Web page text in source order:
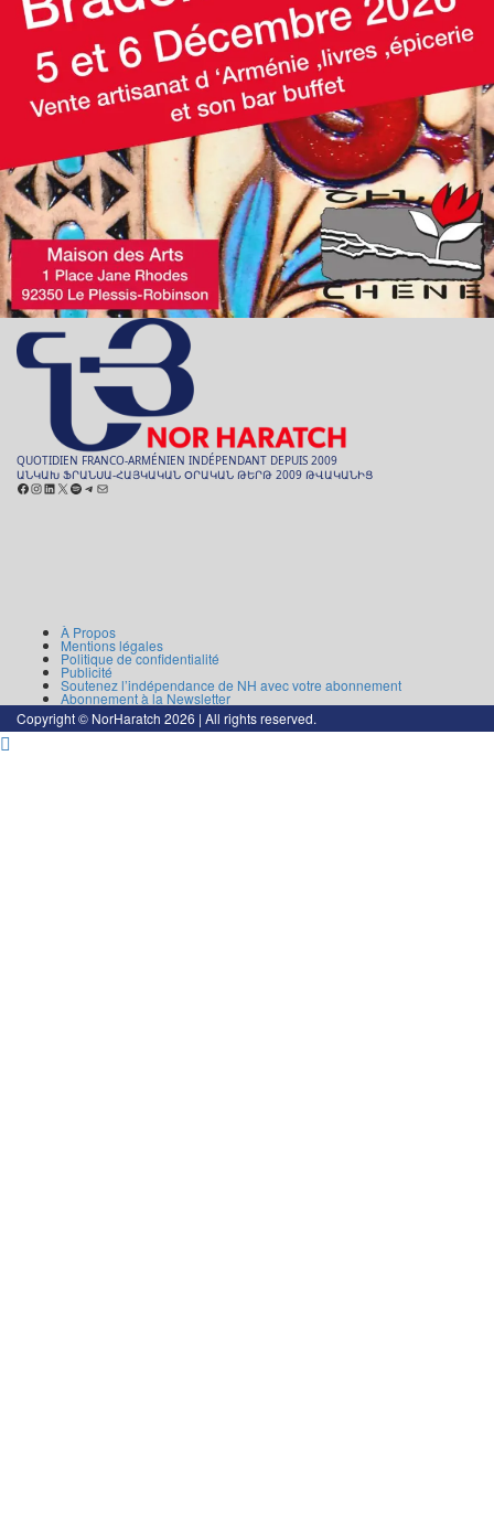
QUOTIDIEN FRANCO-ARMÉNIEN INDÉPENDANT DEPUIS 2009
ԱՆԿԱԽ ՖՐԱՆՍԱ-ՀԱՅԿԱԿԱՆ ՕՐԱԿԱՆ ԹԵՐԹ 2009 ԹՎԱԿԱՆԻՑ
Facebook
Instagram
LinkedIn
X Spotify
Telegram
E-
À Propos
Mentions légales
Politique de confidentialité
Publicité
Soutenez l’indépendance de NH avec votre abonnement
Abonnement à la Newsletter
Copyright © NorHaratch 2026 | All rights reserved.